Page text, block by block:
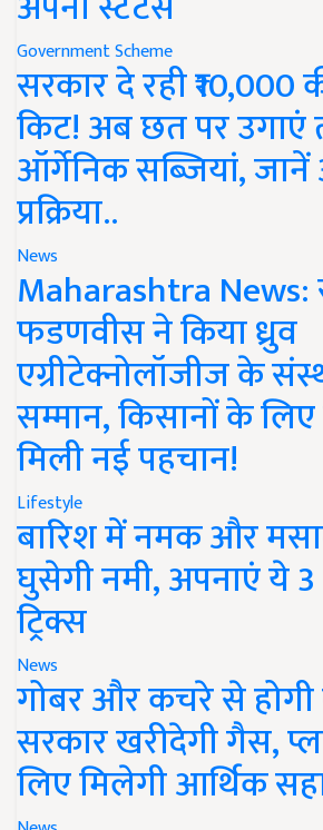
Government Scheme
सरकार दे रही ₹10,000
किट! अब छत पर उगाएं
ऑर्गेनिक सब्जियां,
प्रक्रिया..
News
Maharashtra News:
फडणवीस ने किया ध्रुव
एग्रीटेक्नोलॉजीज के
सम्मान, किसानों के
मिली नई पहचान!
Lifestyle
बारिश में नमक और
घुसेगी नमी, अपनाएं ये
ट्रिक्स
News
गोबर और कचरे से
सरकार खरीदेगी गैस,
लिए मिलेगी आर्थिक